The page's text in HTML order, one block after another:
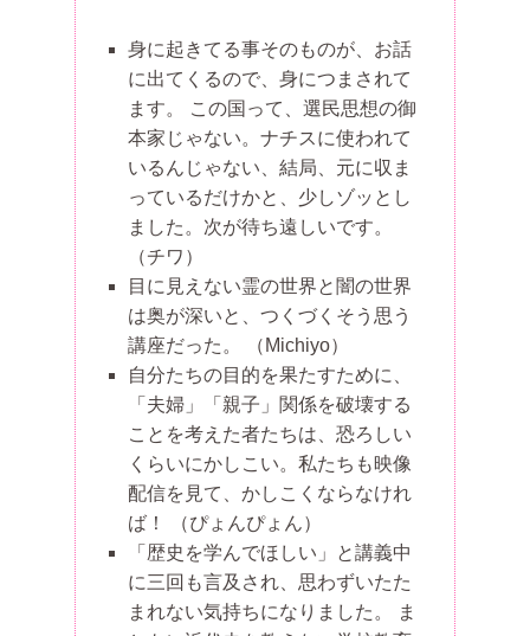
身に起きてる事そのものが、お話
に出てくるので、身につまされて
ます。 この国って、選民思想の御
本家じゃない。ナチスに使われて
いるんじゃない、結局、元に収ま
っているだけかと、少しゾッとし
ました。次が待ち遠しいです。
（チワ）
目に見えない霊の世界と闇の世界
は奥が深いと、つくづくそう思う
講座だった。
（Michiyo）
自分たちの目的を果たすために、
「夫婦」「親子」関係を破壊する
ことを考えた者たちは、恐ろしい
くらいにかしこい。私たちも映像
配信を見て、かしこくならなけれ
ば！
（ぴょんぴょん）
「歴史を学んでほしい」と講義中
に三回も言及され、思わずいたた
まれない気持ちになりました。 ま